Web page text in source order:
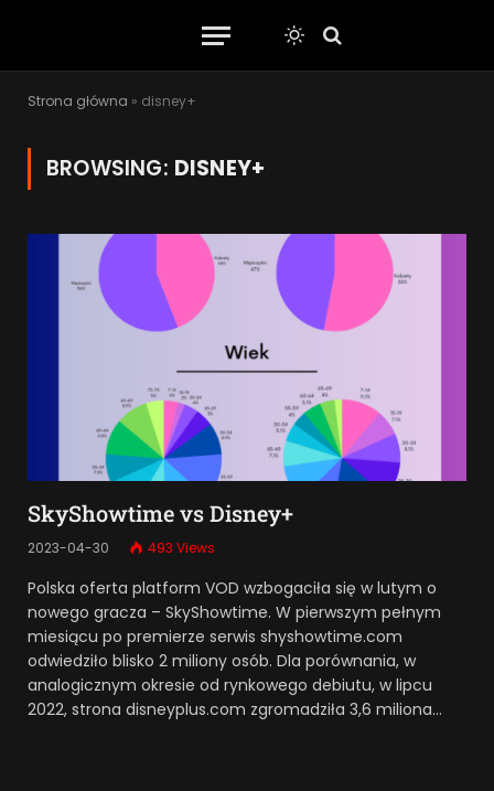
Strona główna » disney+
BROWSING: DISNEY+
SkyShowtime vs Disney+
2023-04-30 493 Views
Polska oferta platform VOD wzbogaciła się w lutym o
nowego gracza – SkyShowtime. W pierwszym pełnym
miesiącu po premierze serwis shyshowtime.com
odwiedziło blisko 2 miliony osób. Dla porównania, w
analogicznym okresie od rynkowego debiutu, w lipcu
2022, strona disneyplus.com zgromadziła 3,6 miliona…